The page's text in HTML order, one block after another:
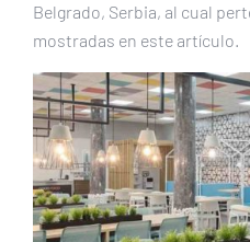
Belgrado, Serbia, al cual
mostradas en este artículo.